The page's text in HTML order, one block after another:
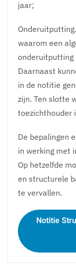
jaar;
waarom een
onderuitputting
Daarnaast
in de notitie
zijn. Ten slotte
toezichthouder
De bepalingen
in werking met
Op hetzelfde
en structurele
te vervallen.
Notitie